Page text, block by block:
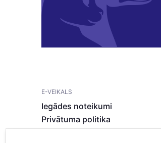
E-VEIKALS
Iegādes noteikumi
Privātuma politika